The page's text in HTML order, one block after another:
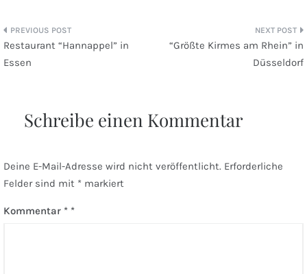
Beitragsnavigation
Restaurant “Hannappel” in
Essen
“Größte Kirmes am Rhein” in
Düsseldorf
Schreibe einen Kommentar
Deine E-Mail-Adresse wird nicht veröffentlicht. Erforderliche
Felder sind mit * markiert
Kommentar *